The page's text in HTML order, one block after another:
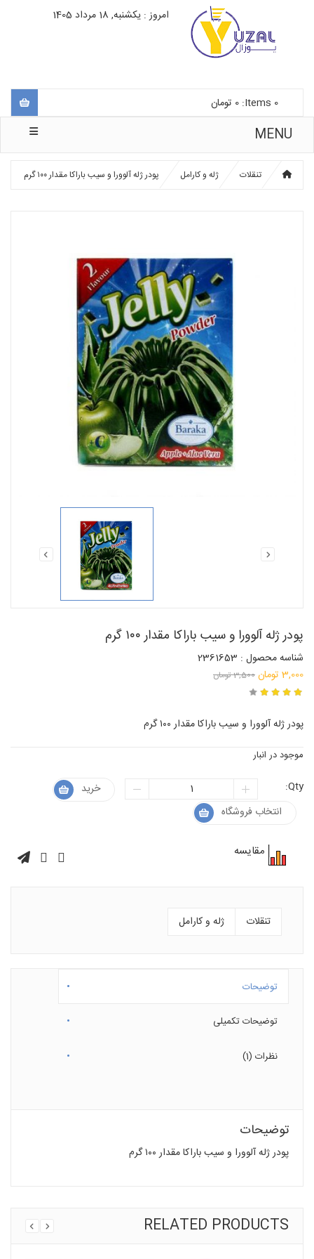
امروز : یکشنبه, 18 مرداد 1405
0
Items:
0 تومان
MENU
تنقلات ژله و کارامل پودر ژله آلوورا و سیب باراکا مقدار ۱۰۰ گرم
پودر ژله آلوورا و سیب باراکا مقدار ۱۰۰ گرم
شناسه محصول : 2361653
قیمت
اصلی:
بود.
3,000 تومان
قیمت
3,000 تومان.
3,500تومان
پودر ژله آلوورا و سیب باراکا مقدار ۱۰۰ گرم
موجود در انبار
Qty:
خرید
انتخاب فروشگاه
مقایسه
تنقلات ژله و کارامل
توضیحات
توضیحات تکمیلی
نظرات (1)
توضیحات
پودر ژله آلوورا و سیب باراکا مقدار ۱۰۰ گرم
RELATED PRODUCTS